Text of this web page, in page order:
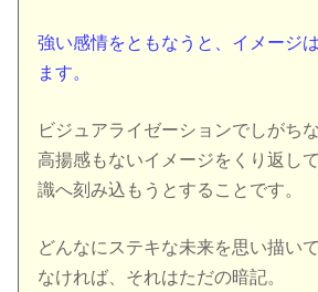
強い感情をともなうと、イメージ
ます。
ビジュアライゼーションでしがち
高揚感もないイメージをくり返し
識へ刻み込もうとすることです。
どんなにステキな未来を思い描い
なければ、それはただの暗記。